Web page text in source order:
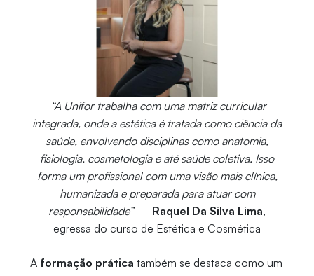
“A Unifor trabalha com uma matriz curricular
integrada, onde a estética é tratada como ciência da
saúde, envolvendo disciplinas como anatomia,
fisiologia, cosmetologia e até saúde coletiva. Isso
forma um profissional com uma visão mais clínica,
humanizada e preparada para atuar com
responsabilidade”— Raquel Da Silva Lima,
egressa do curso de Estética e Cosmética
A formação prática também se destaca como um